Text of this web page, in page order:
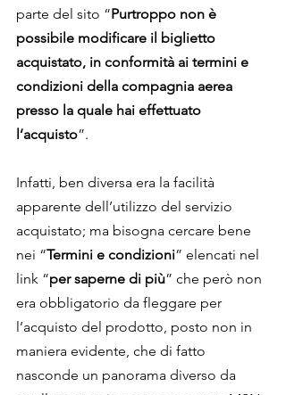
parte del sito “Purtroppo non è
possibile modificare il biglietto
acquistato, in conformità ai termini e
condizioni della compagnia aerea
presso la quale hai effettuato
l’acquisto”.
Infatti, ben diversa era la facilità
apparente dell’utilizzo del servizio
acquistato; ma bisogna cercare bene
nei “Termini e condizioni” elencati nel
link “per saperne di più” che però non
era obbligatorio da fleggare per
l’acquisto del prodotto, posto non in
maniera evidente, che di fatto
nasconde un panorama diverso da